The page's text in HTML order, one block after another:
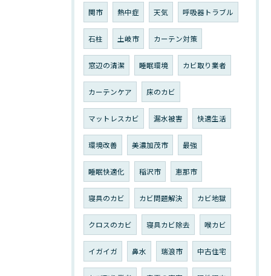
関市 熱中症 天気 呼吸器トラブル
石柱 土岐市 カーテン対策
窓辺の清潔 睡眠環境 カビ取り業者
カーテンケア 床のカビ
マットレスカビ 漏水被害 快適生活
環境改善 美濃加茂市 最強
睡眠快適化 稲沢市 恵那市
寝具のカビ カビ問題解決 カビ地獄
クロスのカビ 寝具カビ除去 喉カビ
イガイガ 鼻水 瑞浪市 中古住宅